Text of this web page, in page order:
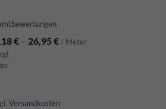
€– 26,95€ / Meter
Versandkosten